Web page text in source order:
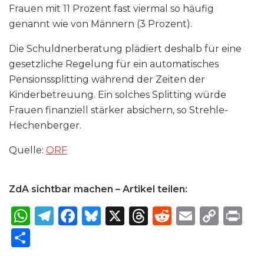
Frauen mit 11 Prozent fast viermal so häufig
genannt wie von Männern (3 Prozent).
Die Schuldnerberatung plädiert deshalb für eine
gesetzliche Regelung für ein automatisches
Pensionssplitting während der Zeiten der
Kinderbetreuung. Ein solches Splitting würde
Frauen finanziell stärker absichern, so Strehle-
Hechenberger.
Quelle: ORF
ZdA sichtbar machen – Artikel teilen:
W T
F
B X
T
R
E
C